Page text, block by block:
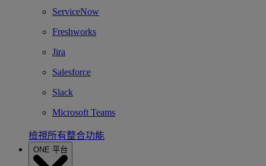
ServiceNow
Freshworks
Jira
Salesforce
Slack
Microsoft Teams
檢視所有整合功能
ONE 平台